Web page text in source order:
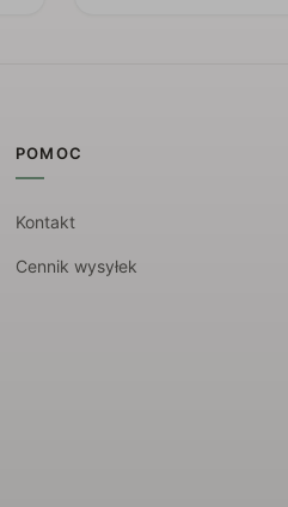
POMOC
Kontakt
Cennik wysyłek